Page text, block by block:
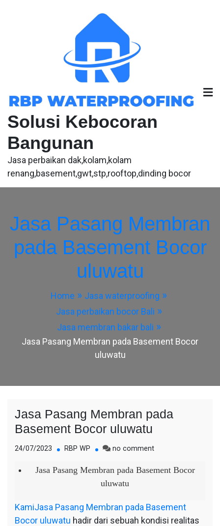
Solusi Kebocoran
Bangunan
Jasa perbaikan dak,kolam,kolam
renang,basement,gwt,stp,rooftop,dinding bocor
Jasa Pasang Membran
pada Basement Bocor
uluwatu
Home
Jasa waterproofing
Jasa perbaikan bocor Bali
Jasa membran bakar bali
Jasa Pasang Membran pada Basement Bocor
uluwatu
Jasa Pasang Membran pada
Basement Bocor uluwatu
24/07/2023 RBP WP no commenton
Pasang
Bocor
uluwatu
Jasa Pasang Membran pada Basement Bocor
uluwatu
KamiJasa Pasang Membran pada Basement
Bocor uluwatu hadir dari sebuah kondisi realitas